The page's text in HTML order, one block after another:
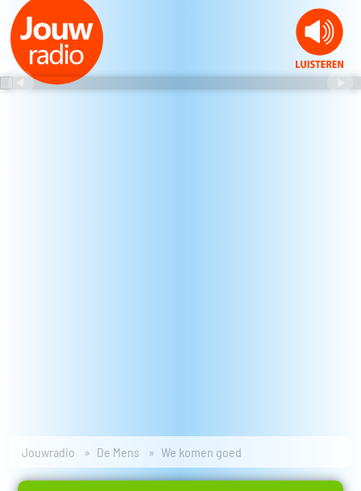
Jouwradio De Mens We komen goed